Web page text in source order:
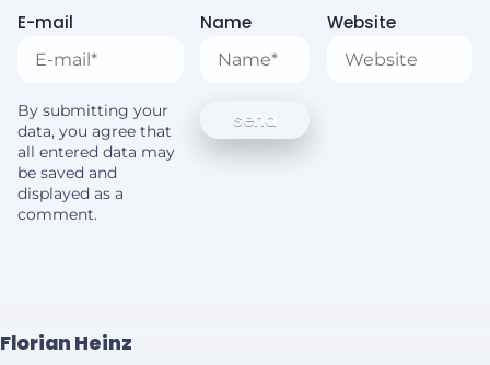
E-mail Name Website
By submitting your
data, you agree that
all entered data may
be saved and
displayed as a
comment.
Florian Heinz